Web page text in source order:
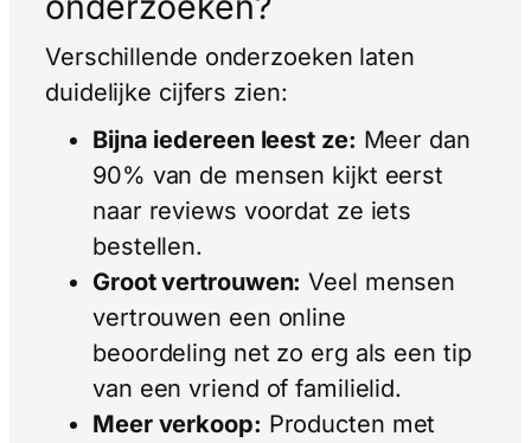
Verschillende onderzoeken laten
duidelijke cijfers zien:
Bijna iedereen leest ze: Meer dan
90% van de mensen kijkt eerst
naar reviews voordat ze iets
bestellen.
Groot vertrouwen: Veel mensen
vertrouwen een online
beoordeling net zo erg als een tip
van een vriend of familielid.
Meer verkoop: Producten met